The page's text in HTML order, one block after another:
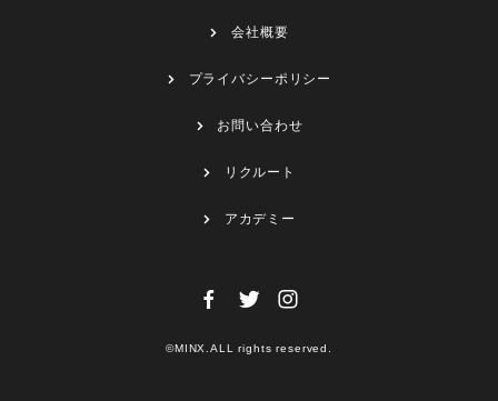
会社概要
プライバシーポリシー
お問い合わせ
リクルート
アカデミー
©MINX.ALL rights reserved.